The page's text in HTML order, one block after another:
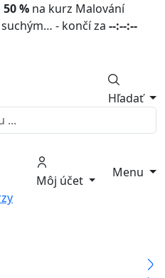
% na kurz Malování
- končí za --:--:--
Hľadať
Môj účet
Menu